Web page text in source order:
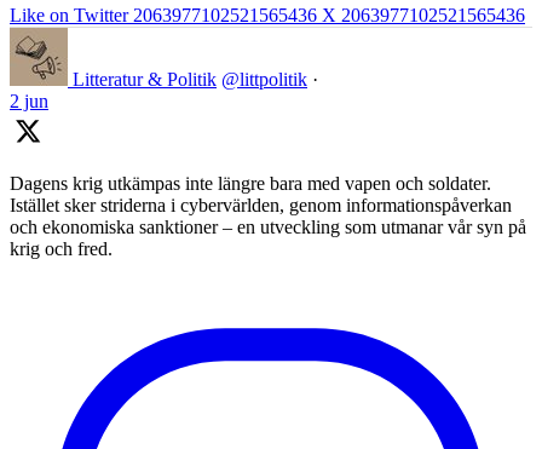
Like on Twitter 2063977102521565436 X 2063977102521565436
Litteratur & Politik @littpolitik ·
2 jun
Dagens krig utkämpas inte längre bara med vapen och soldater.
Istället sker striderna i cybervärlden, genom informationspåverkan
och ekonomiska sanktioner – en utveckling som utmanar vår syn på
krig och fred.